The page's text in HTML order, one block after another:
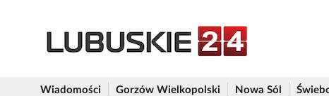
Wiadomości Gorzów Wielkopolski Nowa Sól